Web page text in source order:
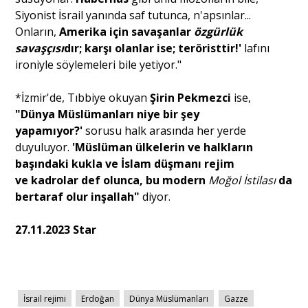
Siyonist İsrail yanında saf tutunca, n'apsınlar...
Onların,Amerika için savaşanlar özgürlük
savaşçısıdır; karşı olanlar ise; teröristtir!' lafını
ironiyle söylemeleri bile yetiyor."
*İzmir'de, Tıbbiye okuyanŞirin Pekmezci ise,
"Dünya Müslümanları niye bir şey
yapamıyor?'sorusu halk arasında her yerde
duyuluyor. 'Müslüman ülkelerin ve halkların
başındaki kukla ve İslam düşmanı rejim
ve kadrolar def olunca, bu modern Moğol İstilasıda
bertaraf olur inşallah"diyor.
27.11.2023 Star
İsrail rejimi Erdoğan Dünya Müslümanları Gazze